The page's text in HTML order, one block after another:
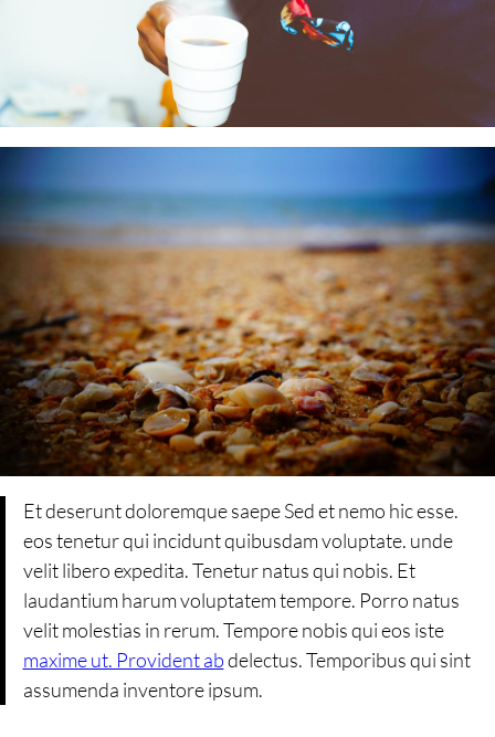
Et deserunt doloremque saepe Sed et nemo hic esse.
eos tenetur qui incidunt quibusdam voluptate. unde
velit libero expedita. Tenetur natus qui nobis. Et
laudantium harum voluptatem tempore. Porro natus
velit molestias in rerum. Tempore nobis qui eos iste
maxime ut. Provident abdelectus. Temporibus qui sint
assumenda inventore ipsum.